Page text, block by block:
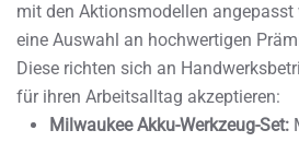
mit den Aktionsmodellen angepasst
eine Auswahl an hochwertigen
Diese richten sich an
für ihren Arbeitsalltag akzeptieren:
Milwaukee Akku-Werkzeug-Set: